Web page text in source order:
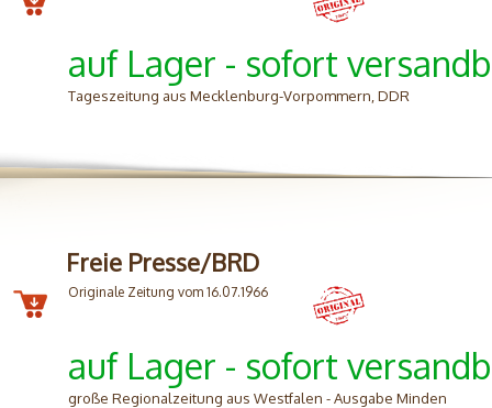
auf Lager - sofort
Tageszeitung aus Mecklenburg-Vorpommern, DDR
Freie Presse/BRD
Originale Zeitung vom 16.07.1966
auf Lager - sofort
große Regionalzeitung aus Westfalen - Ausgabe Minden